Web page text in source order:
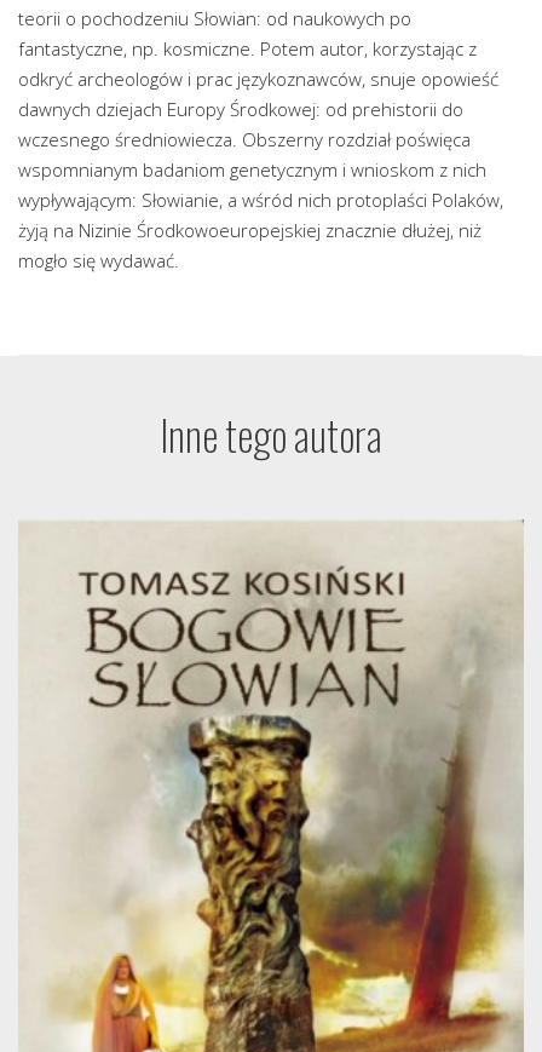
teorii o pochodzeniu Słowian: od naukowych po
fantastyczne, np. kosmiczne. Potem autor, korzystając z
odkryć archeologów i prac językoznawców, snuje opowieść
dawnych dziejach Europy Środkowej: od prehistorii do
wczesnego średniowiecza. Obszerny rozdział poświęca
wspomnianym badaniom genetycznym i wnioskom z nich
wypływającym: Słowianie, a wśród nich protoplaści Polaków,
żyją na Nizinie Środkowoeuropejskiej znacznie dłużej, niż
mogło się wydawać.
Inne tego autora